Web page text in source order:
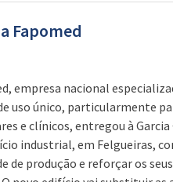
Fapomed
empresa nacional
uso único, particularmente
e clínicos, entregou à Garcia
industrial, em Felgueiras,
de produção e reforçar os